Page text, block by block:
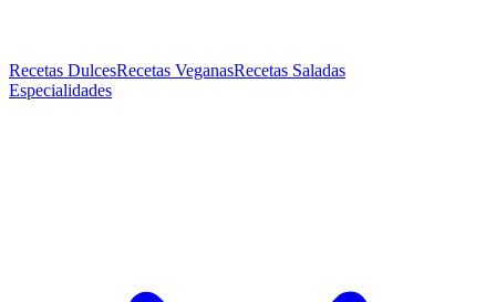
Recetas DulcesRecetas VeganasRecetas Saladas
Especialidades